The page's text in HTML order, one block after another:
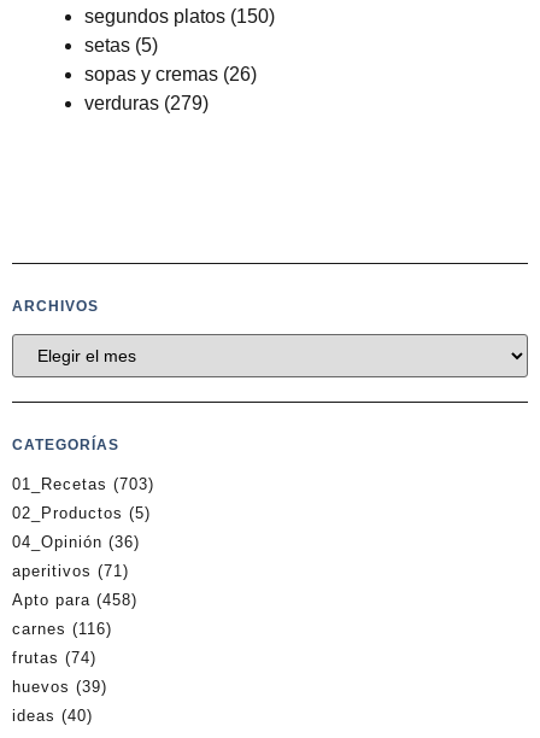
segundos platos (150)
setas (5)
sopas y cremas (26)
verduras (279)
ARCHIVOS
CATEGORÍAS
01_Recetas (703)
02_Productos (5)
04_Opinión (36)
aperitivos (71)
Apto para (458)
carnes (116)
frutas (74)
huevos (39)
ideas (40)